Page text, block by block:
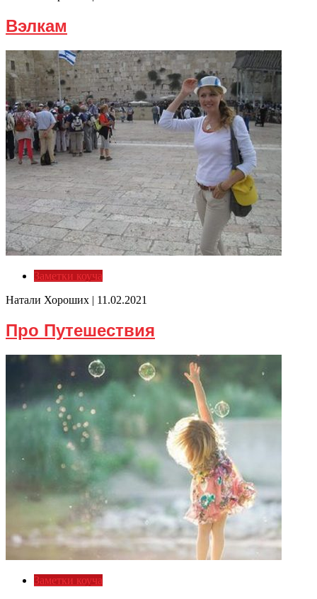
Вэлкам
Заметки коуча
Натали Хороших | 11.02.2021
Про Путешествия
Заметки коуча